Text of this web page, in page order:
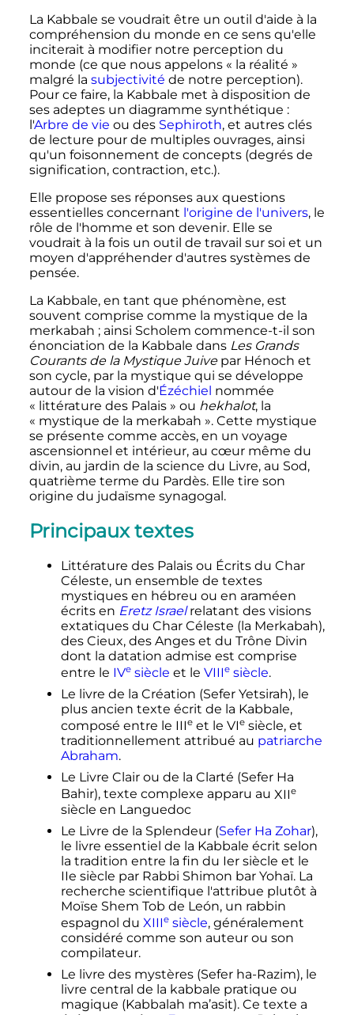
La Kabbale se voudrait être un outil d'aide à la
compréhension du monde en ce sens qu'elle
inciterait à modifier notre perception du
monde (ce que nous appelons « la réalité »
malgré la subjectivité de notre perception).
Pour ce faire, la Kabbale met à disposition de
ses adeptes un diagramme synthétique :
l'Arbre de vie ou des Sephiroth, et autres clés
de lecture pour de multiples ouvrages, ainsi
qu'un foisonnement de concepts (degrés de
signification, contraction, etc.).
Elle propose ses réponses aux questions
essentielles concernant l'origine de l'univers, le
rôle de l'homme et son devenir. Elle se
voudrait à la fois un outil de travail sur soi et un
moyen d'appréhender d'autres systèmes de
pensée.
La Kabbale, en tant que phénomène, est
souvent comprise comme la mystique de la
merkabah ; ainsi Scholem commence-t-il son
énonciation de la Kabbale dans Les Grands
Courants de la Mystique Juivepar Hénoch et
son cycle, par la mystique qui se développe
autour de la vision d'Ézéchiel nommée
« littérature des Palais » ou hekhalot, la
« mystique de la merkabah ». Cette mystique
se présente comme accès, en un voyage
ascensionnel et intérieur, au cœur même du
divin, au jardin de la science du Livre, au Sod,
quatrième terme du Pardès. Elle tire son
origine du judaïsme synagogal.
Principaux textes
Littérature des Palais ou Écrits du Char
Céleste, un ensemble de textes
mystiques en hébreu ou en araméen
écrits en Eretz Israelrelatant des visions
extatiques du Char Céleste (la Merkabah),
des Cieux, des Anges et du Trône Divin
dont la datation admise est comprise
entre le IVesiècle et le VIIIesiècle.
Le livre de la Création (Sefer Yetsirah), le
plus ancien texte écrit de la Kabbale,
composé entre le IIIe et le VIe siècle, et
traditionnellement attribué au patriarche
Abraham.
Le Livre Clair ou de la Clarté (Sefer Ha
Bahir), texte complexe apparu au XIIe
siècle en Languedoc
Le Livre de la Splendeur (Sefer Ha Zohar),
le livre essentiel de la Kabbale écrit selon
la tradition entre la fin du Ier siècle et le
IIe siècle par Rabbi Shimon bar Yohaï. La
recherche scientifique l'attribue plutôt à
Moïse Shem Tob de León, un rabbin
espagnol du XIIIesiècle, généralement
considéré comme son auteur ou son
compilateur.
Le livre des mystères (Sefer ha-Razim), le
livre central de la kabbale pratique ou
magique (Kabbalah ma’asit). Ce texte a